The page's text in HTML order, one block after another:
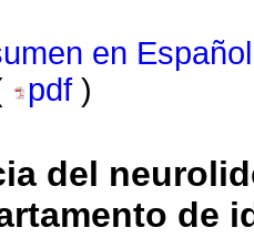
en Español
pdf )
del
de